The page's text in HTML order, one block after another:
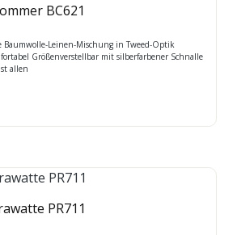
BC621
Leinen-Mischung in Tweed-Optik
Größenverstellbar mit silberfarbener Schnalle
allen
PR711